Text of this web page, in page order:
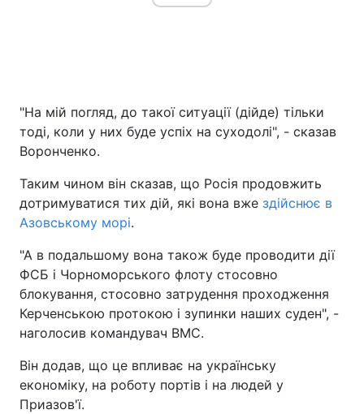
"На мій погляд, до такої ситуації (дійде) тільки
тоді, коли у них буде успіх на суходолі", - сказав
Воронченко.
Таким чином він сказав, що Росія продовжить
дотримуватися тих дій, які вона вже здійснює в
Азовському морі.
"А в подальшому вона також буде проводити дії
ФСБ і Чорноморського флоту стосовно
блокування, стосовно затрудення проходження
Керченською протокою і зупинки наших суден", -
наголосив командувач ВМС.
Він додав, що це впливає на українську
економіку, на роботу портів і на людей у
Приазов'ї.